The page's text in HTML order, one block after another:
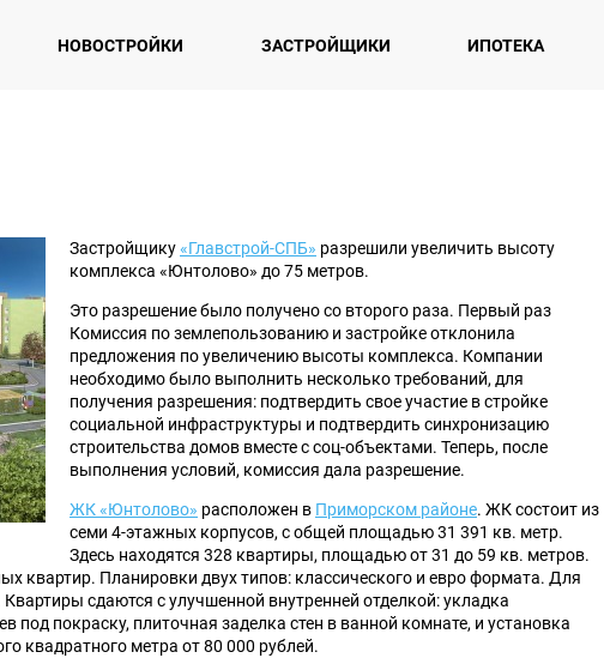
НОВОСТРОЙКИ ЗАСТРОЙЩИКИ ИПОТЕКА
Застройщику«Главстрой-СПБ» разрешили увеличить высоту
комплекса «Юнтолово» до 75 метров.
Это разрешение было получено со второго раза. Первый раз
Комиссия по землепользованию и застройке отклонила
предложения по увеличению высоты комплекса. Компании
необходимо было выполнить несколько требований, для
получения разрешения: подтвердить свое участие в стройке
социальной инфраструктуры и подтвердить синхронизацию
строительства домов вместе с соц-объектами. Теперь, после
выполнения условий, комиссия дала разрешение.
ЖК «Юнтолово» расположен в Приморском районе. ЖК состоит из
семи 4-этажных корпусов, с общей площадью 31 391 кв. метр.
Здесь находятся 328 квартиры, площадью от 31 до 59 кв. метров.
квартир. Планировки двух типов: классического и евро формата. Для
сдаются с улучшенной внутренней отделкой: укладка
под покраску, плиточная заделка стен в ванной комнате, и установка
квадратного метра от 80 000 рублей.